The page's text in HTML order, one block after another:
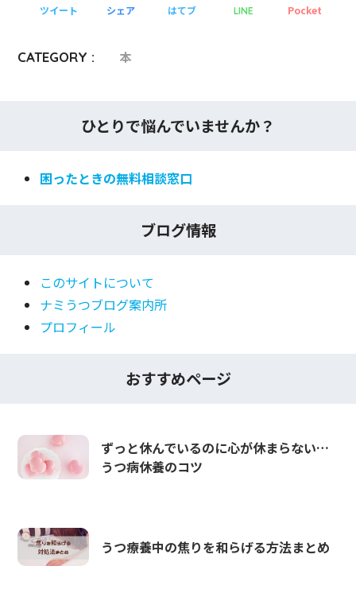
ツイート シェア はてブ LINE Pocket
CATEGORY : 本
ひとりで悩んでいませんか？
困ったときの無料相談窓口
ブログ情報
このサイトについて
ナミうつブログ案内所
プロフィール
おすすめページ
ずっと休んでいるのに心が休まらない…
うつ病休養のコツ
うつ療養中の焦りを和らげる方法まとめ